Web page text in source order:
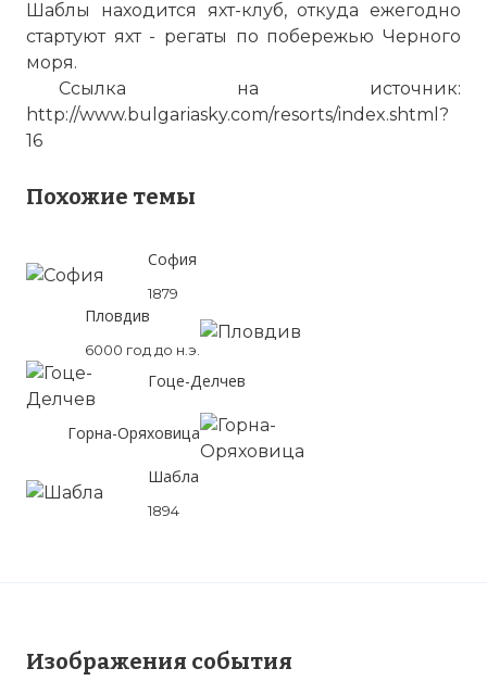
Шаблы находится яхт-клуб, откуда ежегодно
стартуют яхт - регаты по побережью Черного
моря.
Ссылка на источник:
http://www.bulgariasky.com/resorts/index.shtml?
16
Похожие темы
София
1879
Пловдив
6000 год до н.э.
Гоце-Делчев
Горна-Оряховица
Шабла
1894
Изображения события